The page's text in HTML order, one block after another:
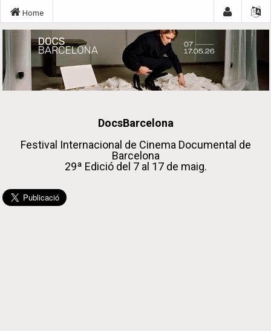
Home
DocsBarcelona
Festival Internacional de Cinema Documental de
Barcelona
29ª Edició del 7 al 17 de maig.